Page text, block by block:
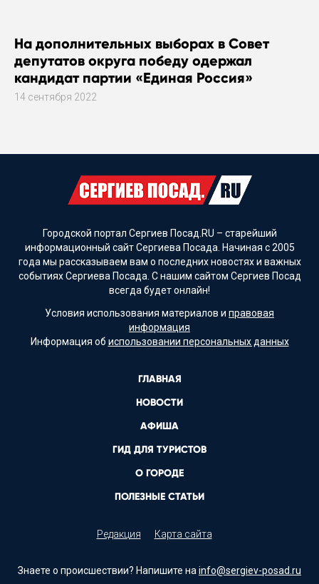
На дополнительных выборах в Совет
депутатов округа победу одержал
кандидат партии «Единая Россия»
14 сентября 2022
Городской портал Сергиев Посад.RU – старейший
информационный сайт Сергиева Посада. Начиная с 2005
года мы рассказываем вам о последних новостях и важных
событиях Сергиева Посада. С нашим сайтом Сергиев Посад
всегда будет онлайн!
Условия использования материалов и правовая
информация
Информация об использовании персональных данных
ГЛАВНАЯ
НОВОСТИ
АФИША
ГИД ДЛЯ ТУРИСТОВ
О ГОРОДЕ
ПОЛЕЗНЫЕ СТАТЬИ
Редакция Карта сайта
Знаете о происшествии? Напишите на info@sergiev-posad.ru